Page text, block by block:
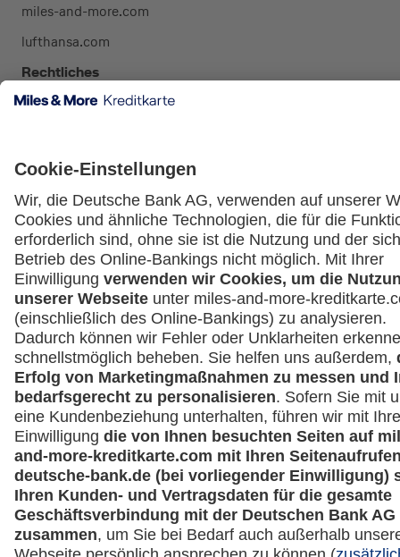
miles-and-more.com
lufthansa.com
Rechtliches
Cookie Einstellungen
Vertrag widerrufen
Miles & More App